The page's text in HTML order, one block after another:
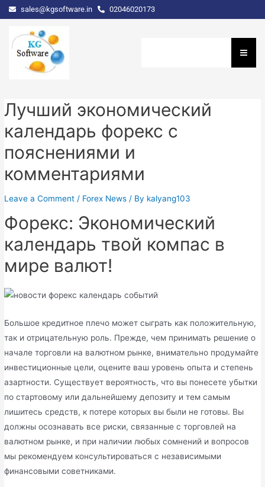
sales@kgsoftware.in 02046020173
Лучший экономический
календарь форекс с
пояснениями и
комментариями
Leave a Comment / Forex News / By kalyang103
Форекс: Экономический
календарь твой компас в
мире валют!
Большое кредитное плечо может сыграть как положительную,
так и отрицательную роль. Прежде, чем принимать решение о
начале торговли на валютном рынке, внимательно продумайте
инвестиционные цели, оцените ваш уровень опыта и степень
азартности. Существует вероятность, что вы понесете убытки
по стартовому или дальнейшему депозиту и тем самым
лишитесь средств, к потере которых вы были не готовы. Вы
должны осознавать все риски, связанные с торговлей на
валютном рынке, и при наличии любых сомнений и вопросов
мы рекомендуем консультироваться с независимыми
финансовыми советниками.